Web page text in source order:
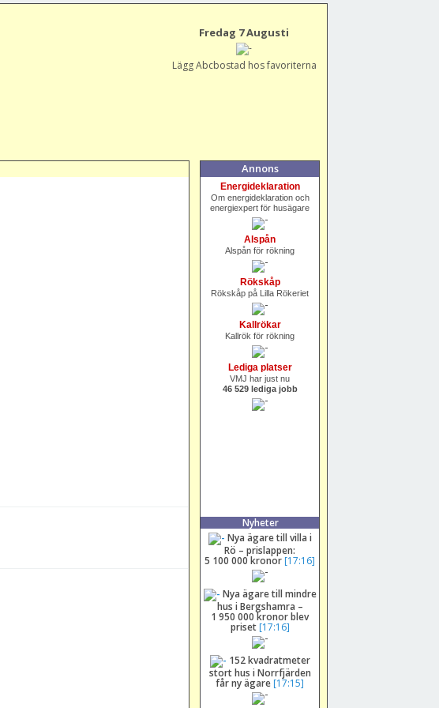
Fredag 7 Augusti
Lägg Abcbostad hos favoriterna
Annons
Energideklaration
Om energideklaration och
energiexpert för husägare
Alspån
Alspån för rökning
Rökskåp
Rökskåp på Lilla Rökeriet
Kallrökar
Kallrök för rökning
Lediga platser
VMJ har just nu
46 529 lediga jobb
Nyheter
Nya ägare till villa i
Rö – prislappen:
5 100 000 kronor [17:16]
Nya ägare till mindre
hus i Bergshamra –
1 950 000 kronor blev
priset [17:16]
152 kvadratmeter
stort hus i Norrfjärden
får ny ägare [17:15]